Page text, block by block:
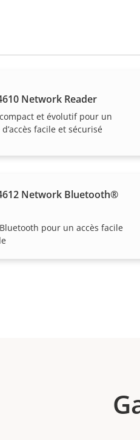
Network Reader
et évolutif pour un
facile et sécurisé
Network Bluetooth®
pour un accès facile